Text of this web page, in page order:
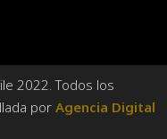
2022. Todos los
por Agencia Digital